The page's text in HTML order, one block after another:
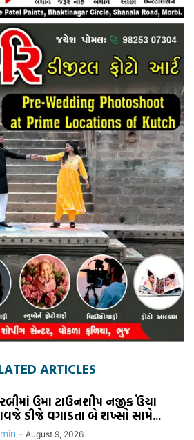
ARTICLES
ઉમા ટાઉનશીપ નજીક ઉંચા
ડીજે વગાડતા બે શખ્સો સામે...
- August 9, 2026